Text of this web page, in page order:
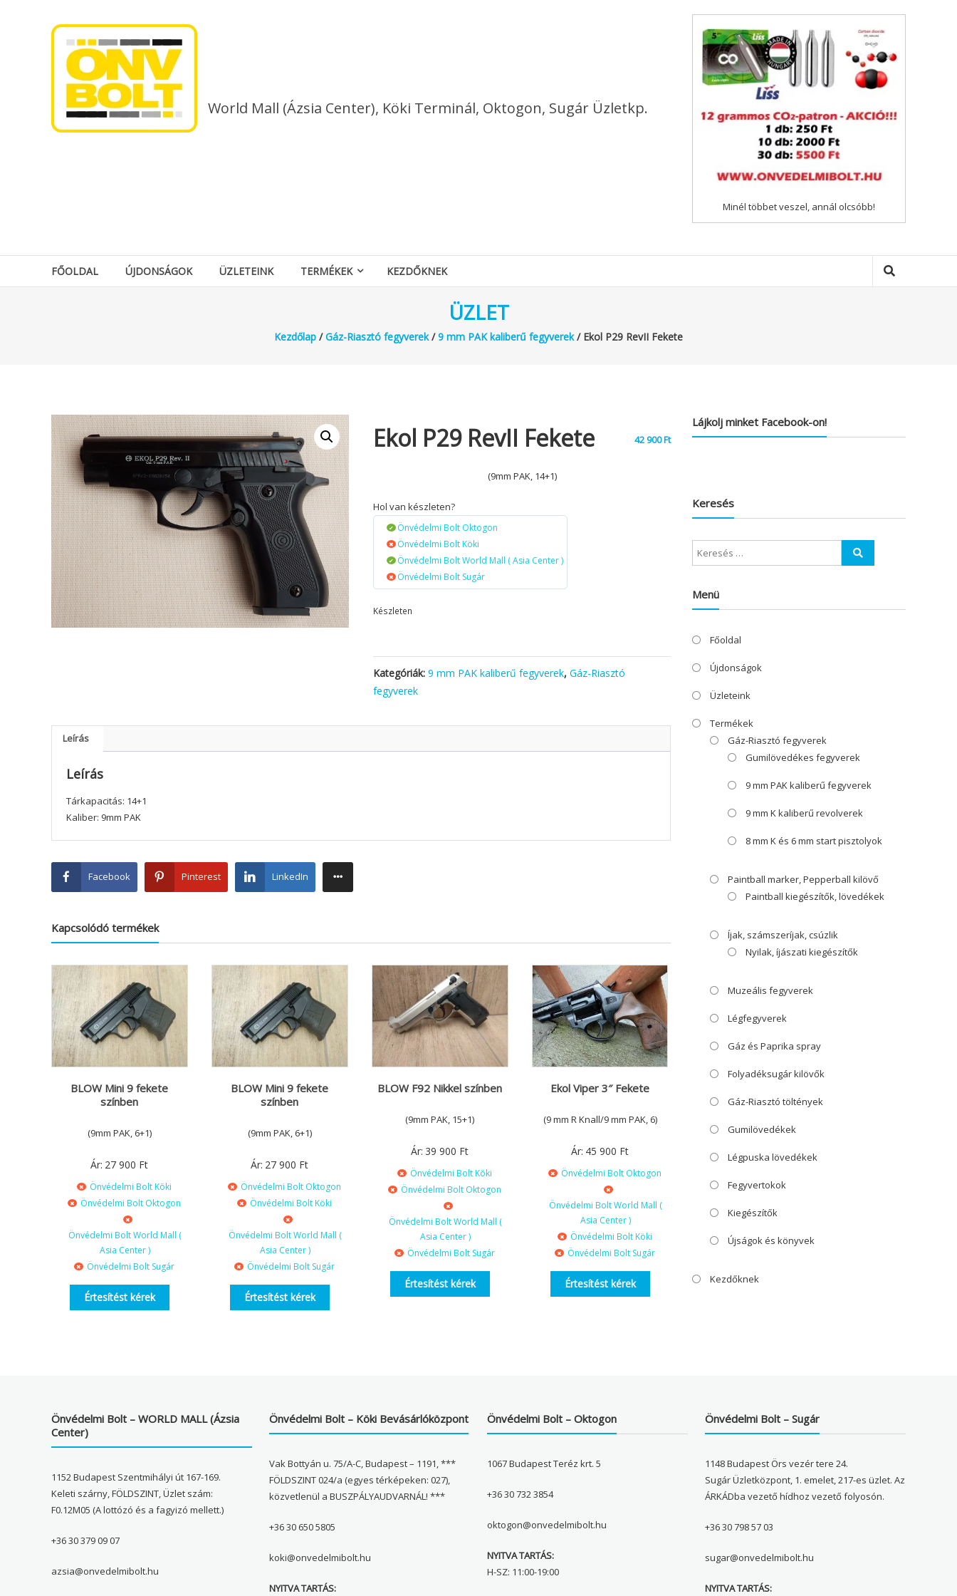
World Mall (Ázsia Center), Köki Terminál, Oktogon, Sugár Üzletkp.
Minél többet veszel, annál olcsóbb!
FŐOLDAL ÚJDONSÁGOK ÜZLETEINK TERMÉKEK KEZDŐKNEK
ÜZLET
Kezdőlap /Gáz-Riasztó fegyverek/9 mm PAK kaliberű fegyverek/ Ekol P29 RevII Fekete
Ekol P29 RevII Fekete 42 900Ft
(9mm PAK, 14+1)
Hol van készleten?
Önvédelmi Bolt Oktogon
Önvédelmi Bolt Köki
Önvédelmi Bolt World Mall ( Asia Center )
Önvédelmi Bolt Sugár
Készleten
Kategóriák:9 mm PAK kaliberű fegyverek,Gáz-Riasztó
fegyverek
Leírás
Leírás
Tárkapacitás: 14+1
Kaliber: 9mm PAK
Facebook Pinterest LinkedIn
Kapcsolódó termékek
BLOW Mini 9 fekete
színben
(9mm PAK, 6+1)
Ár: 27 900 Ft
Önvédelmi Bolt Köki
Önvédelmi Bolt Oktogon
Önvédelmi Bolt World Mall (
Asia Center )
Önvédelmi Bolt Sugár
Értesítést kérek
BLOW Mini 9 fekete
színben
(9mm PAK, 6+1)
Ár: 27 900 Ft
Önvédelmi Bolt Oktogon
Önvédelmi Bolt Köki
Önvédelmi Bolt World Mall (
Asia Center )
Önvédelmi Bolt Sugár
Értesítést kérek
BLOW F92 Nikkel színben
(9mm PAK, 15+1)
Ár: 39 900 Ft
Önvédelmi Bolt Köki
Önvédelmi Bolt Oktogon
Önvédelmi Bolt World Mall (
Asia Center )
Önvédelmi Bolt Sugár
Értesítést kérek
Ekol Viper 3″ Fekete
(9 mm R Knall/9 mm PAK, 6)
Ár: 45 900 Ft
Önvédelmi Bolt Oktogon
Önvédelmi Bolt World Mall (
Asia Center )
Önvédelmi Bolt Köki
Önvédelmi Bolt Sugár
Értesítést kérek
Lájkolj minket Facebook-on!
Keresés
Menü
Főoldal
Újdonságok
Üzleteink
Termékek
Gáz-Riasztó fegyverek
Gumilövedékes fegyverek
9 mm PAK kaliberű fegyverek
9 mm K kaliberű revolverek
8 mm K és 6 mm start pisztolyok
Paintball marker, Pepperball kilövő
Paintball kiegészítők, lövedékek
Íjak, számszeríjak, csúzlik
Nyilak, íjászati kiegészítők
Muzeális fegyverek
Légfegyverek
Gáz és Paprika spray
Folyadéksugár kilövők
Gáz-Riasztó töltények
Gumilövedékek
Légpuska lövedékek
Fegyvertokok
Kiegészítők
Újságok és könyvek
Kezdőknek
Önvédelmi Bolt – WORLD MALL (Ázsia
Center)
1152 Budapest Szentmihályi út 167-169.
Keleti szárny, FÖLDSZINT, Üzlet szám:
F0.12M05 (A lottózó és a fagyizó mellett.)
+36 30 379 09 07
azsia@onvedelmibolt.hu
Önvédelmi Bolt – Köki Bevásárlóközpont
Vak Bottyán u. 75/A-C, Budapest – 1191, ***
FÖLDSZINT 024/a (egyes térképeken: 027),
közvetlenül a BUSZPÁLYAUDVARNÁL! ***
+36 30 650 5805
koki@onvedelmibolt.hu
NYITVA TARTÁS:
Önvédelmi Bolt – Oktogon
1067 Budapest Teréz krt. 5
+36 30 732 3854
oktogon@onvedelmibolt.hu
NYITVA TARTÁS:
H-SZ: 11:00-19:00
Önvédelmi Bolt – Sugár
1148 Budapest Örs vezér tere 24.
Sugár Üzletközpont, 1. emelet, 217-es üzlet. Az
ÁRKÁDba vezető hídhoz vezető folyosón.
+36 30 798 57 03
sugar@onvedelmibolt.hu
NYITVA TARTÁS: